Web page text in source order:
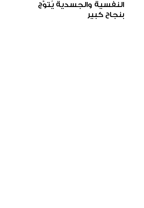
النفسية والجسدية يُتوَّج
بنجاح كبير